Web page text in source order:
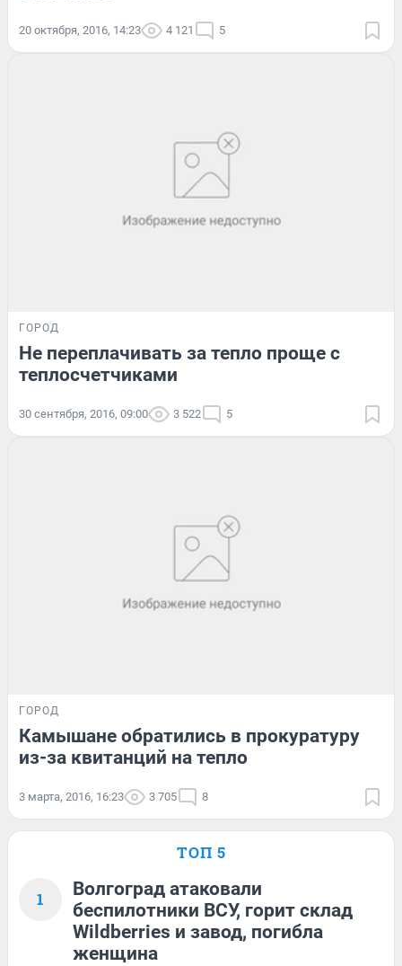
20 октября, 2016, 14:23 4 121 5
ГОРОД
Не переплачивать за тепло проще с
теплосчетчиками
30 сентября, 2016, 09:00 3 522 5
ГОРОД
Камышане обратились в прокуратуру
из-за квитанций на тепло
3 марта, 2016, 16:23 3 705 8
ТОП 5
1
Волгоград атаковали
беспилотники ВСУ, горит склад
Wildberries и завод, погибла
женщина